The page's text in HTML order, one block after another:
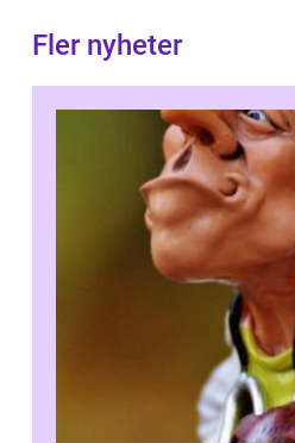
Fler nyheter